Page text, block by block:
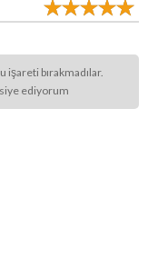
işareti bırakmadılar.
ediyorum